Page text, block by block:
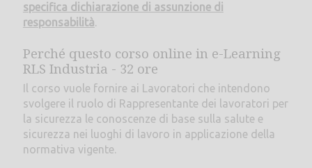
specifica dichiarazione di assunzione di
responsabilità.
Perché questo corso online in e-Learning
RLS Industria - 32 ore
Il corso vuole fornire ai Lavoratori che intendono
svolgere il ruolo di Rappresentante dei lavoratori per
la sicurezza le conoscenze di base sulla salute e
sicurezza nei luoghi di lavoro in applicazione della
normativa vigente.